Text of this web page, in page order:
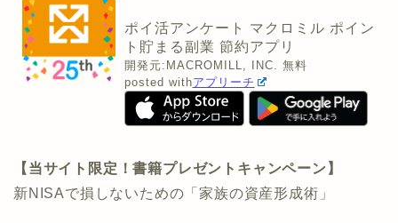
ポイ活アンケート マクロミル ポイン
ト貯まる副業 節約アプリ
開発元: MACROMILL, INC.
無料
posted withアプリーチ
【当サイト限定！書籍プレゼントキャンペーン】
新NISAで損しないための「家族の資産形成術」